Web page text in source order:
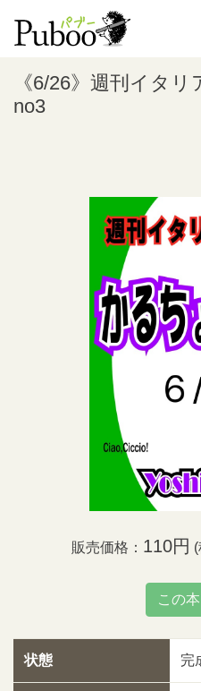
《6/26》週刊イタ
no3
販売価格： 110円
この
状態 完